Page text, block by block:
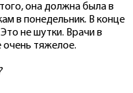
она должна была в
в понедельник. В конце
не шутки. Врачи в
очень тяжелое.